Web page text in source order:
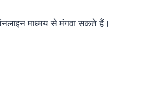
माध्मय से मंगवा सकते हैं।